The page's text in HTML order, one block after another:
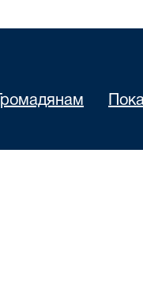
Громадянам